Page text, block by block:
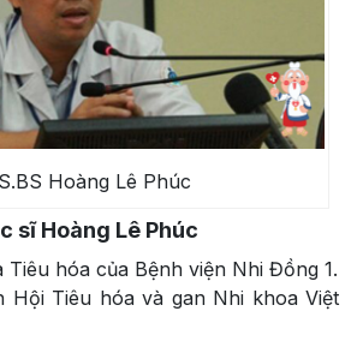
Hoàng Lê Phúc
sĩ Hoàng Lê Phúc
Tiêu hóa của Bệnh viện Nhi Đồng 1.
Hội Tiêu hóa và gan Nhi khoa Việt